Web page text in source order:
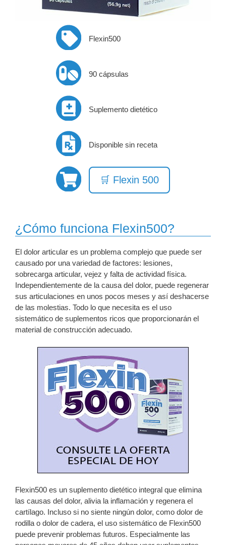
Flexin500
90 cápsulas
Suplemento dietético
Disponible sin receta
🛒 Flexin 500
¿Cómo funciona Flexin500?
El dolor articular es un problema complejo que puede ser
causado por una variedad de factores: lesiones,
sobrecarga articular, vejez y falta de actividad física.
Independientemente de la causa del dolor, puede regenerar
sus articulaciones en unos pocos meses y así deshacerse
de las molestias. Todo lo que necesita es el uso
sistemático de suplementos ricos que proporcionarán el
material de construcción adecuado.
Flexin500 es un suplemento dietético integral que elimina
las causas del dolor, alivia la inflamación y regenera el
cartílago. Incluso si no siente ningún dolor, como dolor de
rodilla o dolor de cadera, el uso sistemático de Flexin500
puede prevenir problemas futuros. Especialmente las